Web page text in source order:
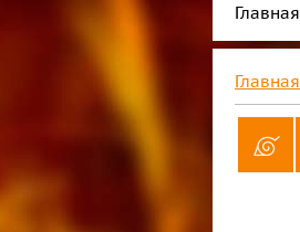
Главная
Главная